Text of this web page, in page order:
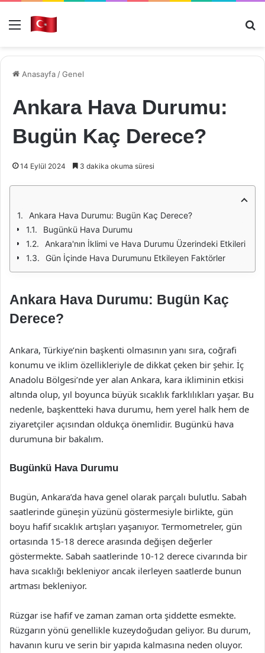
Menü
Anasayfa /Genel
Ankara Hava Durumu:
Bugün Kaç Derece?
14 Eylül 2024 3 dakika okuma süresi
Ankara Hava Durumu: Bugün Kaç Derece?
Bugünkü Hava Durumu
Ankara'nın İklimi ve Hava Durumu Üzerindeki Etkileri
Gün İçinde Hava Durumunu Etkileyen Faktörler
Ankara Hava Durumu: Bugün Kaç
Derece?
Ankara, Türkiye’nin başkenti olmasının yanı sıra, coğrafi
konumu ve iklim özellikleriyle de dikkat çeken bir şehir. İç
Anadolu Bölgesi’nde yer alan Ankara, kara ikliminin etkisi
altında olup, yıl boyunca büyük sıcaklık farklılıkları yaşar. Bu
nedenle, başkentteki hava durumu, hem yerel halk hem de
ziyaretçiler açısından oldukça önemlidir. Bugünkü hava
durumuna bir bakalım.
Bugünkü Hava Durumu
Bugün, Ankara’da hava genel olarak parçalı bulutlu. Sabah
saatlerinde güneşin yüzünü göstermesiyle birlikte, gün
boyu hafif sıcaklık artışları yaşanıyor. Termometreler, gün
ortasında 15-18 derece arasında değişen değerler
göstermekte. Sabah saatlerinde 10-12 derece civarında bir
hava sıcaklığı bekleniyor ancak ilerleyen saatlerde bunun
artması bekleniyor.
Rüzgar ise hafif ve zaman zaman orta şiddette esmekte.
Rüzgarın yönü genellikle kuzeydoğudan geliyor. Bu durum,
havanın kuru ve serin bir yapıda kalmasına neden oluyor.